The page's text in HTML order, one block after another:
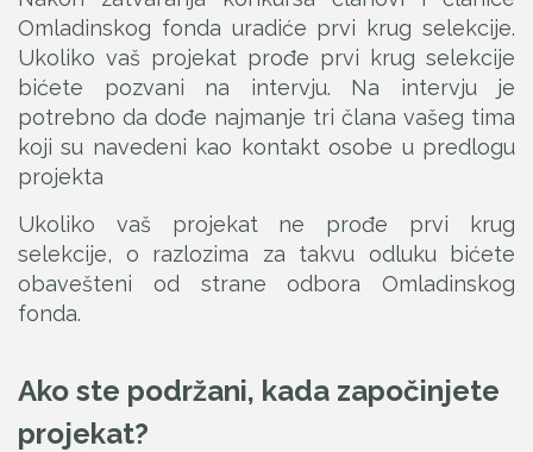
Omladinskog fonda uradiće prvi krug selekcije.
Ukoliko vaš projekat prođe prvi krug selekcije
bićete pozvani na intervju. Na intervju je
potrebno da dođe najmanje tri člana vašeg tima
koji su navedeni kao kontakt osobe u predlogu
projekta
Ukoliko vaš projekat ne prođe prvi krug
selekcije, o razlozima za takvu odluku bićete
obavešteni od strane odbora Omladinskog
fonda.
Ako ste podržani, kada započinjete
projekat?